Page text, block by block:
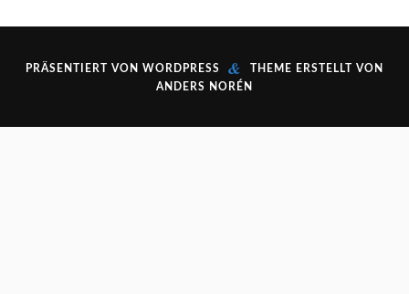
PRÄSENTIERT VON WORDPRESS &
THEME ERSTELLT VON
ANDERS NORÉN